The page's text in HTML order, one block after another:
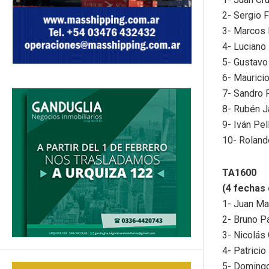
2- Sergio
3- Marcos
4- Luciano
5-
6-
7- Sandro
8- Rubén
9- Iván
10-
TA1600
(4 fechas
1- Juan
2- Bruno
3- Nicolás
4- Patricio
5-